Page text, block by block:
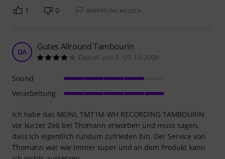
1 0 BEWERTUNG MELDEN
DA Gutes Allround Tambourin
Daniel aus E. 09.10.2009
Ich habe das MEINL TMT1M-WH RECORDING TAMBOURIN
vor kurzer Zeit bei Thomann erworben und muss sagen,
dass ich eigentlich rundum zufrieden bin. Der Service von
Thomann war wie immer super und an dem Produkt kann
Sound
Verarbeitung